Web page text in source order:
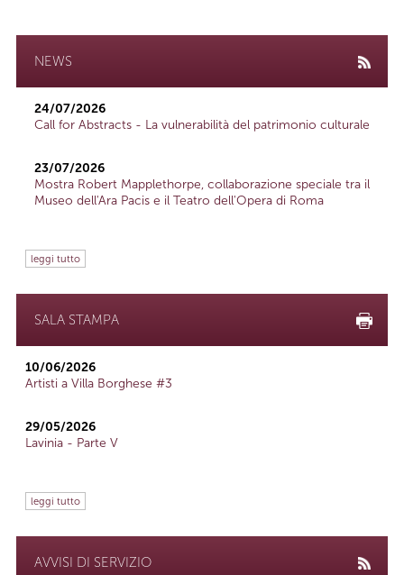
NEWS
24/07/2026
Call for Abstracts - La vulnerabilità del patrimonio culturale
23/07/2026
Mostra Robert Mapplethorpe, collaborazione speciale tra il
Museo dell'Ara Pacis e il Teatro dell'Opera di Roma
leggi tutto
SALA STAMPA
10/06/2026
Artisti a Villa Borghese #3
29/05/2026
Lavinia - Parte V
leggi tutto
AVVISI DI SERVIZIO